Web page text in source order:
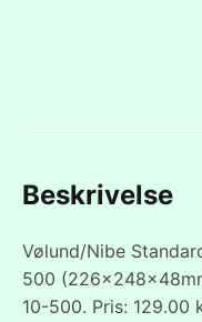
Beskrivelse
Vølund/Nibe
500
10-500. Pris: 129.00